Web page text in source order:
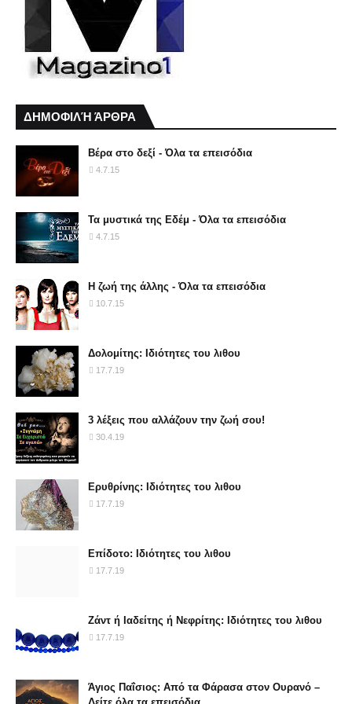
ΔΗΜΟΦΙΛΉ ΆΡΘΡΑ
Βέρα στο δεξί - Όλα τα επεισόδια
4.7.15
Τα μυστικά της Εδέμ - Όλα τα επεισόδια
4.7.15
Η ζωή της άλλης - Όλα τα επεισόδια
10.7.15
Δολομίτης: Ιδιότητες του λιθου
17.7.19
3 λέξεις που αλλάζουν την ζωή σου!
30.4.19
Ερυθρίνης: Ιδιότητες του λιθου
17.7.19
Επίδοτο: Ιδιότητες του λιθου
17.7.19
Ζάντ ή Ιαδείτης ή Νεφρίτης: Ιδιότητες του λιθου
17.7.19
Άγιος Παΐσιος: Από τα Φάρασα στον Ουρανό –